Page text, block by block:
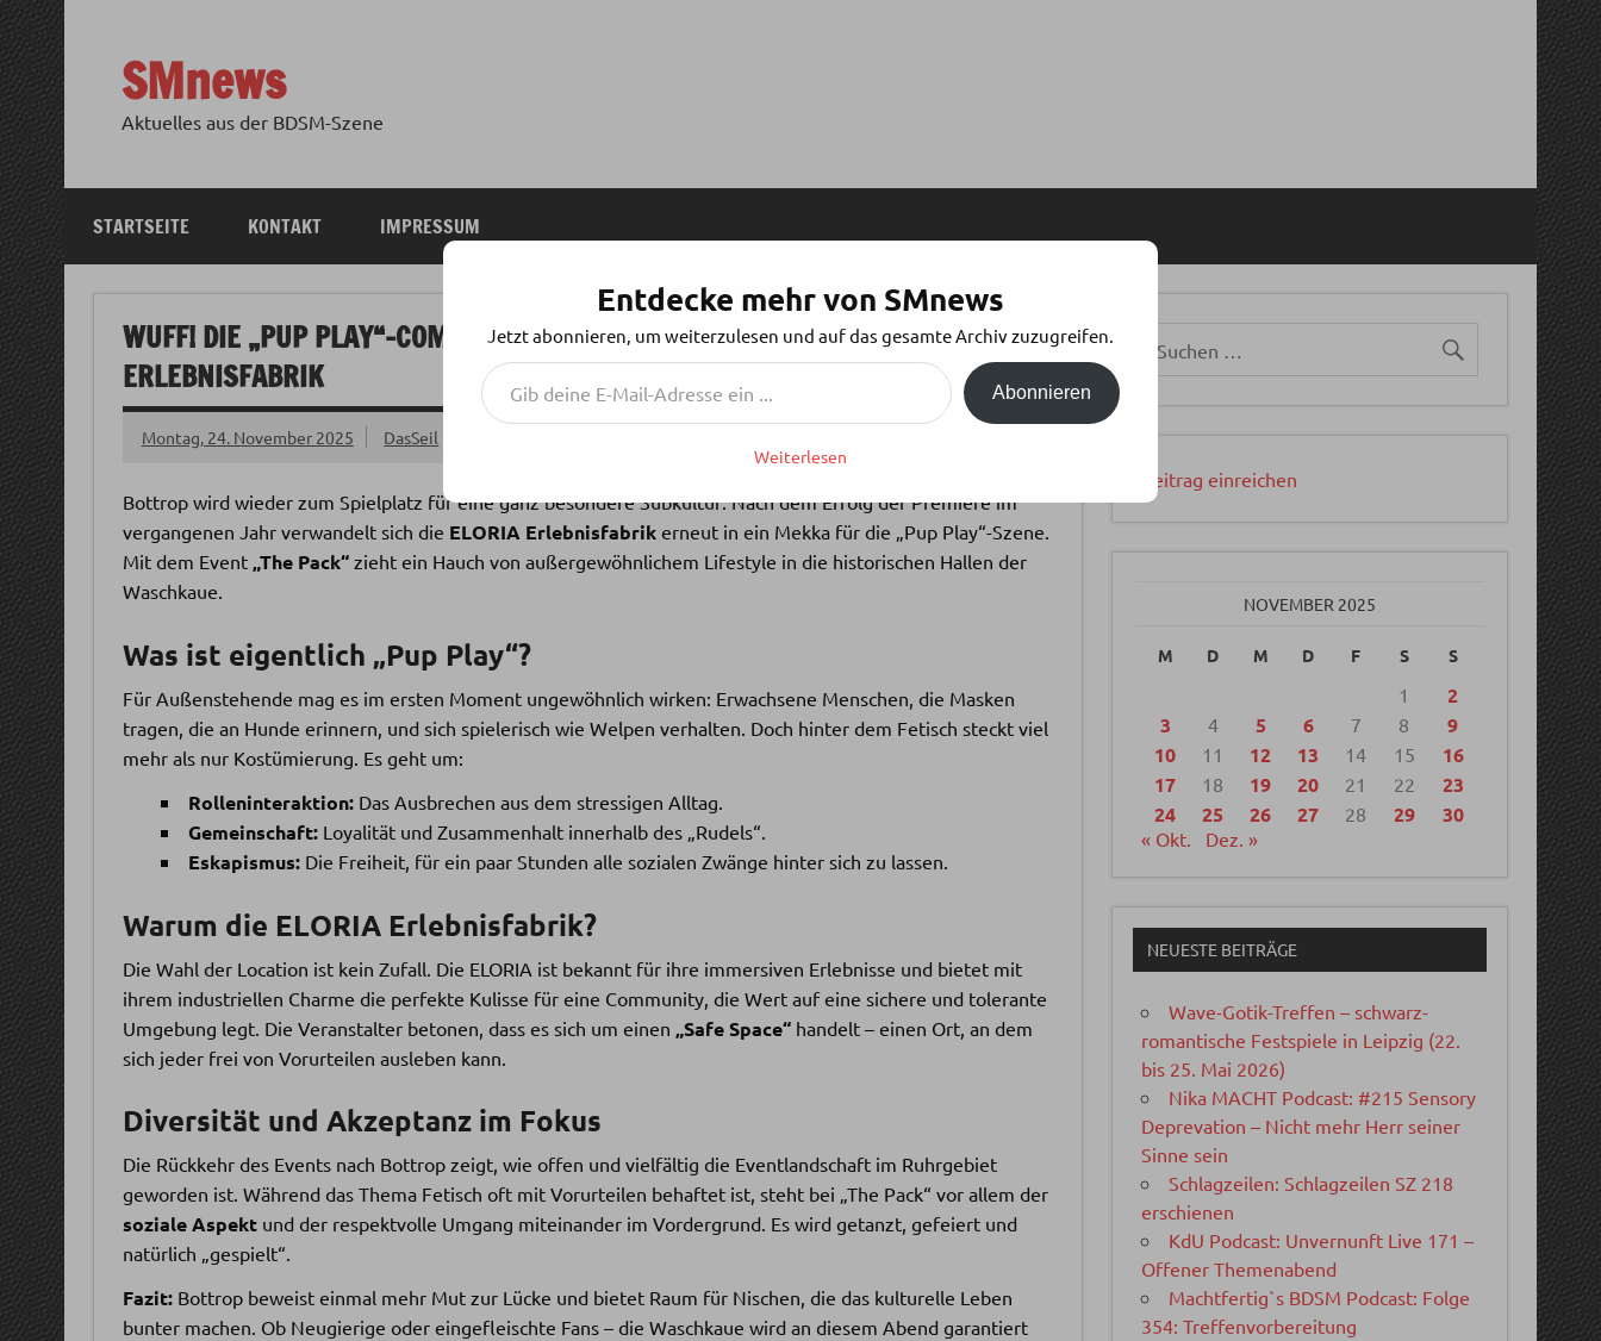
Zum
Inhalt
springen
SMnews
Aktuelles aus der BDSM-Szene
STARTSEITE KONTAKT IMPRESSUM
WUFF! DIE „PUP PLAY“-COMMUNITY KEHRT ZURÜCK IN DIE ELORIA
ERLEBNISFABRIK
Montag, 24. November 2025 DasSeil
Bottrop wird wieder zum Spielplatz für eine ganz besondere Subkultur: Nach dem Erfolg der Premiere im
vergangenen Jahr verwandelt sich die ELORIA Erlebnisfabrikerneut in ein Mekka für die „Pup Play“-Szene.
Mit dem Event „The Pack“zieht ein Hauch von außergewöhnlichem Lifestyle in die historischen Hallen der
Waschkaue.
Was ist eigentlich „Pup Play“?
Für Außenstehende mag es im ersten Moment ungewöhnlich wirken: Erwachsene Menschen, die Masken
tragen, die an Hunde erinnern, und sich spielerisch wie Welpen verhalten. Doch hinter dem Fetisch steckt viel
mehr als nur Kostümierung. Es geht um:
Rolleninteraktion:Das Ausbrechen aus dem stressigen Alltag.
Gemeinschaft:Loyalität und Zusammenhalt innerhalb des „Rudels“.
Eskapismus:Die Freiheit, für ein paar Stunden alle sozialen Zwänge hinter sich zu lassen.
Warum die ELORIA Erlebnisfabrik?
Die Wahl der Location ist kein Zufall. Die ELORIA ist bekannt für ihre immersiven Erlebnisse und bietet mit
ihrem industriellen Charme die perfekte Kulisse für eine Community, die Wert auf eine sichere und tolerante
Umgebung legt. Die Veranstalter betonen, dass es sich um einen „Safe Space“handelt – einen Ort, an dem
sich jeder frei von Vorurteilen ausleben kann.
Diversität und Akzeptanz im Fokus
Die Rückkehr des Events nach Bottrop zeigt, wie offen und vielfältig die Eventlandschaft im Ruhrgebiet
geworden ist. Während das Thema Fetisch oft mit Vorurteilen behaftet ist, steht bei „The Pack“ vor allem der
soziale Aspektund der respektvolle Umgang miteinander im Vordergrund. Es wird getanzt, gefeiert und
natürlich „gespielt“.
Fazit:Bottrop beweist einmal mehr Mut zur Lücke und bietet Raum für Nischen, die das kulturelle Leben
bunter machen. Ob Neugierige oder eingefleischte Fans – die Waschkaue wird an diesem Abend garantiert
Beitrag einreichen
NOVEMBER 2025
M D M D F S S
1
2
3
4 5 6 7 8
9
10
11 12 13 14 15
16
17
18 19 20 21 22
23
24
25 26 27 28 29 30
« Okt. Dez. »
NEUESTE BEITRÄGE
Wave-Gotik-Treffen – schwarz-
romantische Festspiele in Leipzig (22.
bis 25. Mai 2026)
Nika MACHT Podcast: #215 Sensory
Deprevation – Nicht mehr Herr seiner
Sinne sein
Schlagzeilen: Schlagzeilen SZ 218
erschienen
KdU Podcast: Unvernunft Live 171 –
Offener Themenabend
Machtfertig`s BDSM Podcast: Folge
354: Treffenvorbereitung
Entdecke mehr von SMnews
Jetzt abonnieren, um weiterzulesen und auf das gesamte Archiv zuzugreifen.
Gib deine E-Mail-Adresse ein ...
Abonnieren
Weiterlesen